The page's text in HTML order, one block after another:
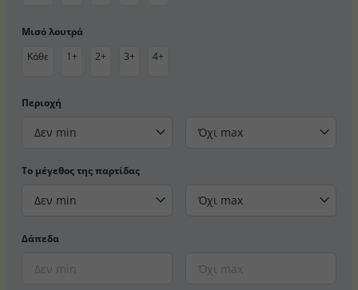
Μισό λουτρά
Κάθε
1+ 2+ 3+ 4+
Περιοχή
Δεν min Όχι max
Το μέγεθος της παρτίδας
Δεν min Όχι max
Δάπεδα